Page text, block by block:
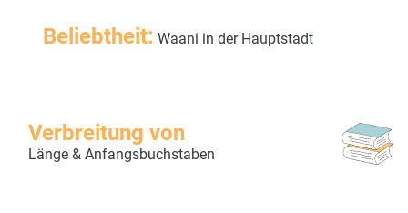
Beliebtheit: Waani in der Hauptstadt
Verbreitung von
Länge & Anfangsbuchstaben